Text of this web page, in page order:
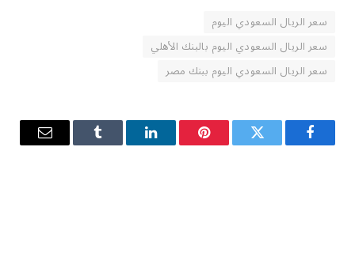
سعر الريال السعودي اليوم
سعر الريال السعودي اليوم بالبنك الأهلي
سعر الريال السعودي اليوم ببنك مصر
فيسبوك تويتر بينتيريستلينكدإن Tumblr
البريد